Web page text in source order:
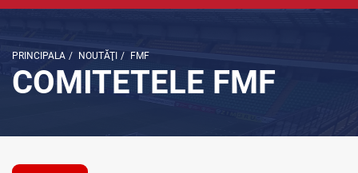
PRINCIPALA / NOUTĂŢI / FMF
COMITETELE FMF